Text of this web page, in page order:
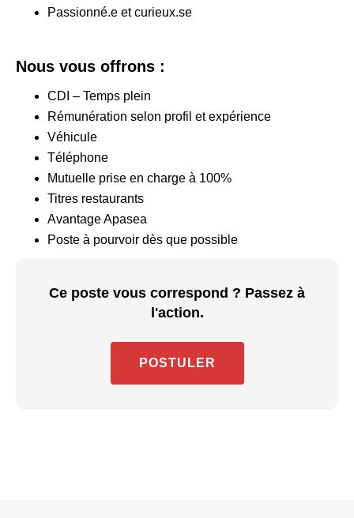
Passionné.e et curieux.se
Nous vous offrons :
CDI – Temps plein
Rémunération selon profil et expérience
Véhicule
Téléphone
Mutuelle prise en charge à 100%
Titres restaurants
Avantage Apasea
Poste à pourvoir dès que possible
Ce poste vous correspond ? Passez à
l'action.
POSTULER